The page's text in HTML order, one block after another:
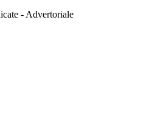
- Advertoriale